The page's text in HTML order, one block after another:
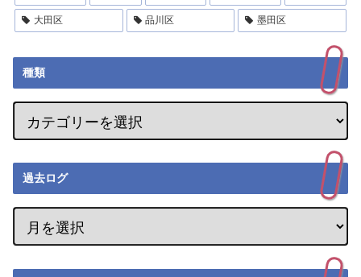
大田区 品川区 墨田区
種類
過去ログ